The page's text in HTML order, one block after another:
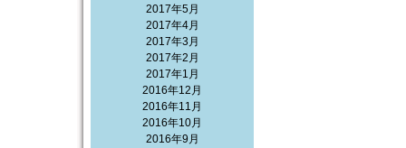
2017年5月
2017年4月
2017年3月
2017年2月
2017年1月
2016年12月
2016年11月
2016年10月
2016年9月